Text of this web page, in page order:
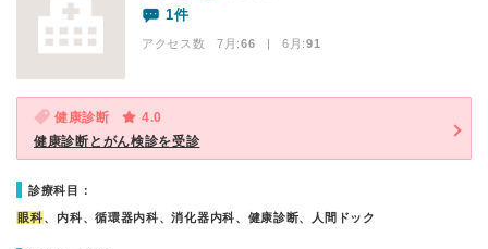
1件
アクセス数 7月:66 | 6月:91
健康診断
4.0
健康診断とがん検診を受診
診療科目：
眼科、内科、循環器内科、消化器内科、健康診断、人間ドック